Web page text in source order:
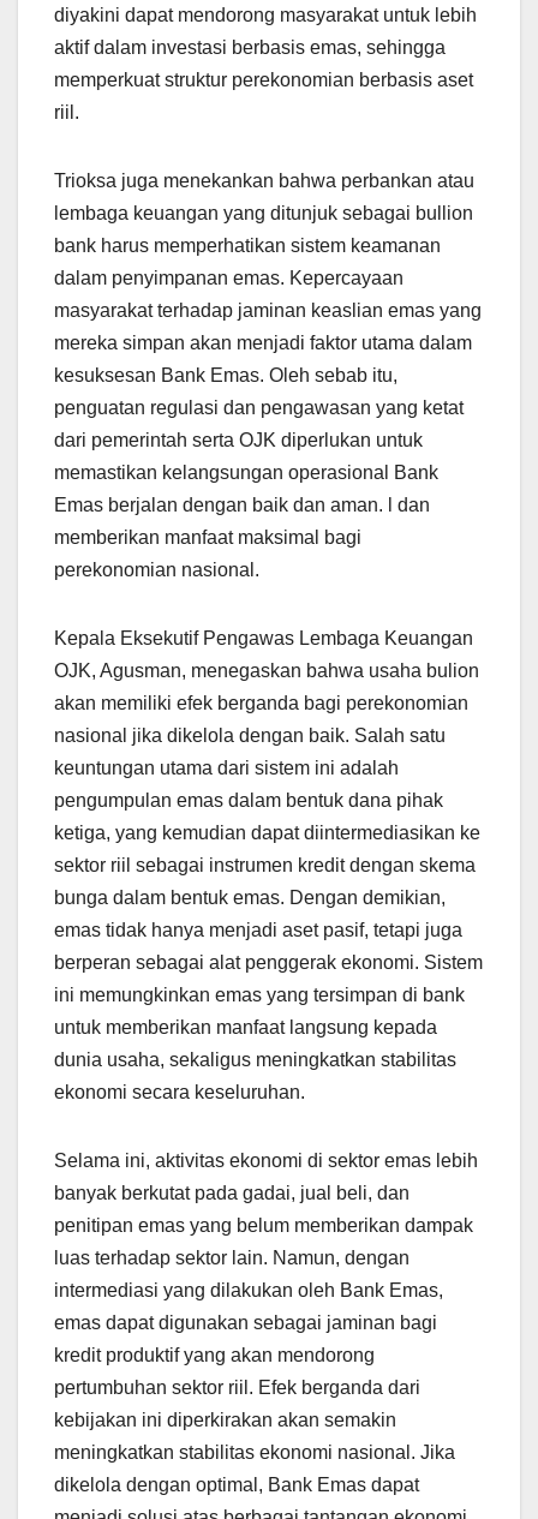
diyakini dapat mendorong masyarakat untuk lebih
aktif dalam investasi berbasis emas, sehingga
memperkuat struktur perekonomian berbasis aset
riil.
Trioksa juga menekankan bahwa perbankan atau
lembaga keuangan yang ditunjuk sebagai bullion
bank harus memperhatikan sistem keamanan
dalam penyimpanan emas. Kepercayaan
masyarakat terhadap jaminan keaslian emas yang
mereka simpan akan menjadi faktor utama dalam
kesuksesan Bank Emas. Oleh sebab itu,
penguatan regulasi dan pengawasan yang ketat
dari pemerintah serta OJK diperlukan untuk
memastikan kelangsungan operasional Bank
Emas berjalan dengan baik dan aman. l dan
memberikan manfaat maksimal bagi
perekonomian nasional.
Kepala Eksekutif Pengawas Lembaga Keuangan
OJK, Agusman, menegaskan bahwa usaha bulion
akan memiliki efek berganda bagi perekonomian
nasional jika dikelola dengan baik. Salah satu
keuntungan utama dari sistem ini adalah
pengumpulan emas dalam bentuk dana pihak
ketiga, yang kemudian dapat diintermediasikan ke
sektor riil sebagai instrumen kredit dengan skema
bunga dalam bentuk emas. Dengan demikian,
emas tidak hanya menjadi aset pasif, tetapi juga
berperan sebagai alat penggerak ekonomi. Sistem
ini memungkinkan emas yang tersimpan di bank
untuk memberikan manfaat langsung kepada
dunia usaha, sekaligus meningkatkan stabilitas
ekonomi secara keseluruhan.
Selama ini, aktivitas ekonomi di sektor emas lebih
banyak berkutat pada gadai, jual beli, dan
penitipan emas yang belum memberikan dampak
luas terhadap sektor lain. Namun, dengan
intermediasi yang dilakukan oleh Bank Emas,
emas dapat digunakan sebagai jaminan bagi
kredit produktif yang akan mendorong
pertumbuhan sektor riil. Efek berganda dari
kebijakan ini diperkirakan akan semakin
meningkatkan stabilitas ekonomi nasional. Jika
dikelola dengan optimal, Bank Emas dapat